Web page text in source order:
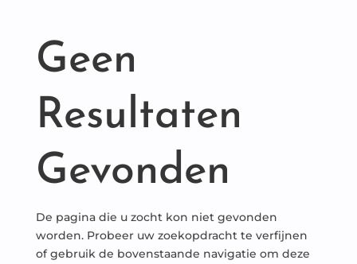
Geen
Resultaten
Gevonden
De pagina die u zocht kon niet gevonden
worden. Probeer uw zoekopdracht te verfijnen
of gebruik de bovenstaande navigatie om deze